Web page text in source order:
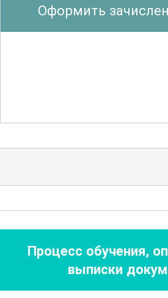
наладчикам идти в
тенденциями и
неисправностей, что
возможность изучить
и примеры из практики,
значительно повышает
понимания и позволяет
адаптироваться к
Оформить
Процесс обучения,
выписки